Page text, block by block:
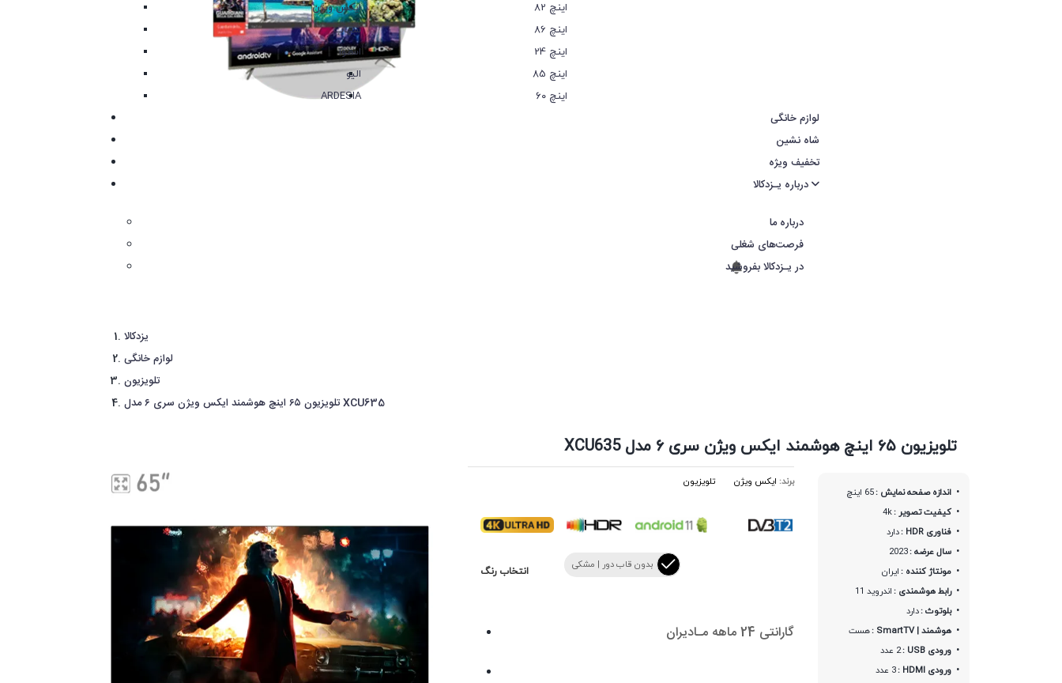
ایکس ویژن
شهاب
اسنوا
الیو
ARDESIA
82 اینچ
86 اینچ
24 اینچ
85 اینچ
۶۰ اینچ
لوازم خانگی
شاه نشین
تخفیف ویژه
درباره ما
فرصت‌های شغلی
در یـزدکالا بفروشید
یزدکالا
لوازم خانگی
تلویزیون
تلویزیون ۶۵ اینچ هوشمند ایکس ویژن سری ۶ مدل XCU635
تلویزیون ۶۵ اینچ هوشمند ایکس ویژن سری ۶ مدل XCU635
برند: ایکس ویژن تلویزیون
انتخاب رنگ
بدون قاب دور | مشکی
گارانتی 24 ماهه مـادیران
اندازه صفحه نمایش :65 اینچ
کیفیت تصویر :4k
فناوری HDR :
دارد
سال عرضه :2023
مونتاژ کننده :ایران
رابط هوشمندی :اندروید 11
بلوتوث :دارد
هوشمند | SmartTV :
هست
ورودی USB :
2 عدد
ورودی HDMI :
3 عدد